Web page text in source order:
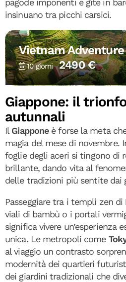
insinuano tra picchi carsici.
Vietnam Adventure
10 giorni 2490 €
Giappone: il
autunnali
Il Giapponeè forse la meta
magia del mese di novembre.
foglie degli aceri si tingono di
brillante, dando vita al
delle tradizioni più sentite dai
Passeggiare tra i templi zen di
viali di bambù o i portali
significa vivere un’esperienza
unica. Le metropoli come
al viaggio un contrasto
modernità dei quartieri
dei giardini tradizionali che